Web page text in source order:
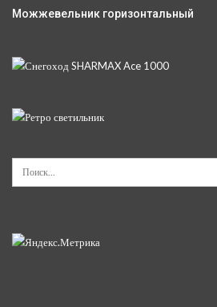
Можжевельник горизонтальный